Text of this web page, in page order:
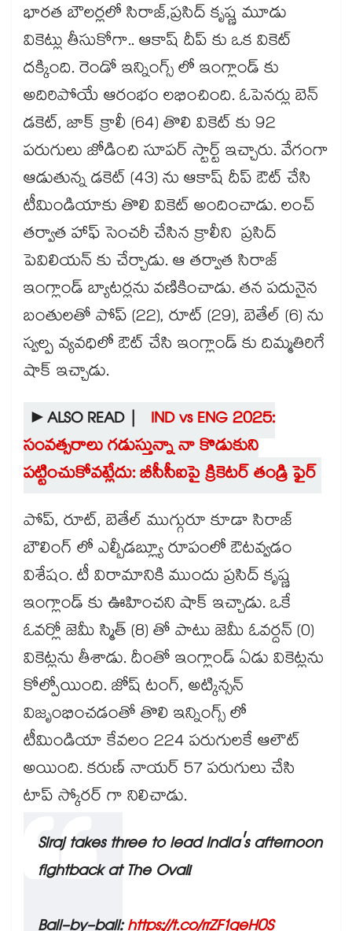
భారత బౌలర్లలో సిరాజ్,ప్రసిద్ కృష్ణ మూడు
వికెట్లు తీసుకోగా.. ఆకాష్ దీప్ కు ఒక వికెట్
దక్కింది. రెండో ఇన్నింగ్స్ లో ఇంగ్లాండ్ కు
అదిరిపోయే ఆరంభం లభించింది. ఓపెనర్లు బెన్
డకెట్, జాక్ క్రాలీ (64) తొలి వికెట్ కు 92
పరుగులు జోడించి సూపర్ స్టార్ట్ ఇచ్చారు. వేగంగా
ఆడుతున్న డకెట్ (43) ను ఆకాష్ దీప్ ఔట్ చేసి
టీమిండియాకు తొలి వికెట్ అందించాడు. లంచ్
తర్వాత హాఫ్ సెంచరీ చేసిన క్రాలీని ప్రసిద్
పెవిలియన్ కు చేర్చాడు. ఆ తర్వాత సిరాజ్
ఇంగ్లాండ్ బ్యాటర్లను వణికించాడు. తన పదునైన
బంతులతో పోప్ (22), రూట్ (29), బెతేల్ (6) ను
స్వల్ప వ్యవధిలో ఔట్ చేసి ఇంగ్లాండ్ కు దిమ్మతిరిగే
షాక్ ఇచ్చాడు.
►ALSO READ |
IND vs ENG 2025:
సంవత్సరాలు గడుస్తున్నా నా కొడుకుని
పట్టించుకోవట్లేదు: బీసీసీఐపై క్రికెటర్ తండ్రి ఫైర్
పోప్, రూట్, బెతేల్ ముగ్గురూ కూడా సిరాజ్
బౌలింగ్ లో ఎల్బీడబ్ల్యూ రూపంలో ఔటవ్వడం
విశేషం. టీ విరామానికి ముందు ప్రసిద్ కృష్ణ
ఇంగ్లాండ్ కు ఊహించని షాక్ ఇచ్చాడు. ఒకే
ఓవర్లో జెమీ స్మిత్ (8) తో పాటు జెమీ ఓవర్దన్ (0)
వికెట్లను తీశాడు. దీంతో ఇంగ్లాండ్ ఏడు వికెట్లను
కోల్పోయింది. జోష్ టంగ్, అట్కిన్సన్
విజృంభించడంతో తొలి ఇన్నింగ్స్ లో
టీమిండియా కేవలం 224 పరుగులకే ఆలౌట్
అయింది. కరుణ్ నాయర్ 57 పరుగులు చేసి
టాప్ స్కోరర్ గా నిలిచాడు.
Siraj takes three to lead India's afternoon
fightback at The Oval!